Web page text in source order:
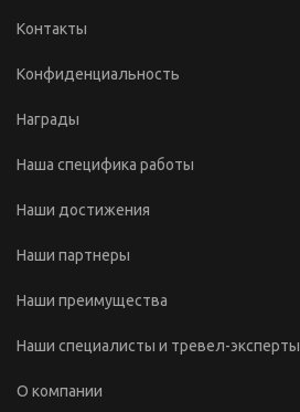
Контакты
Конфиденциальность
Награды
Наша специфика работы
Наши достижения
Наши партнеры
Наши преимущества
Наши специалисты и тревел-эксперты
О компании